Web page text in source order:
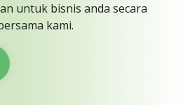
untuk bisnis anda secara
kami.